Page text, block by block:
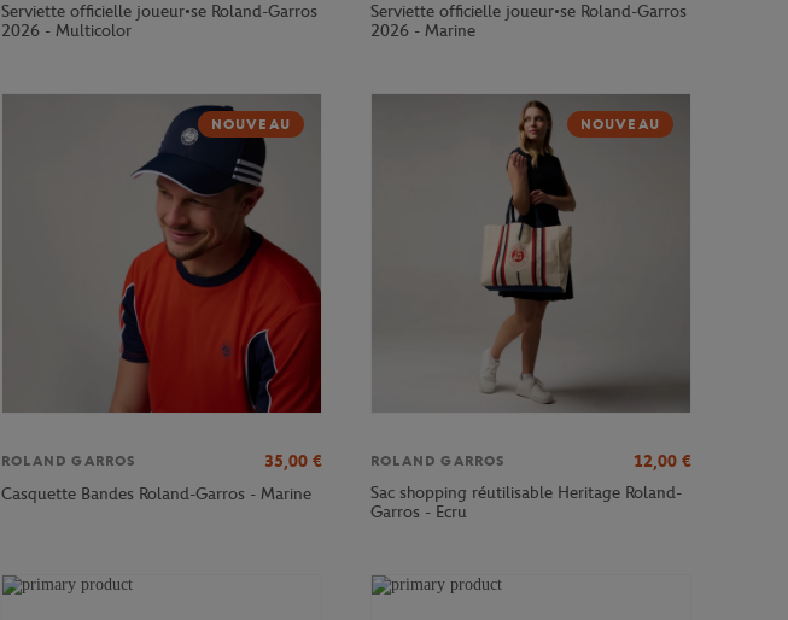
Serviette officielle joueur•se Roland-Garros
2026 - Multicolor
Serviette officielle joueur•se Roland-Garros
2026 - Marine
NOUVEAU
ROLAND GARROS 35,00 €
Casquette Bandes Roland-Garros - Marine
NOUVEAU
ROLAND GARROS 12,00 €
Sac shopping réutilisable Heritage Roland-
Garros - Ecru